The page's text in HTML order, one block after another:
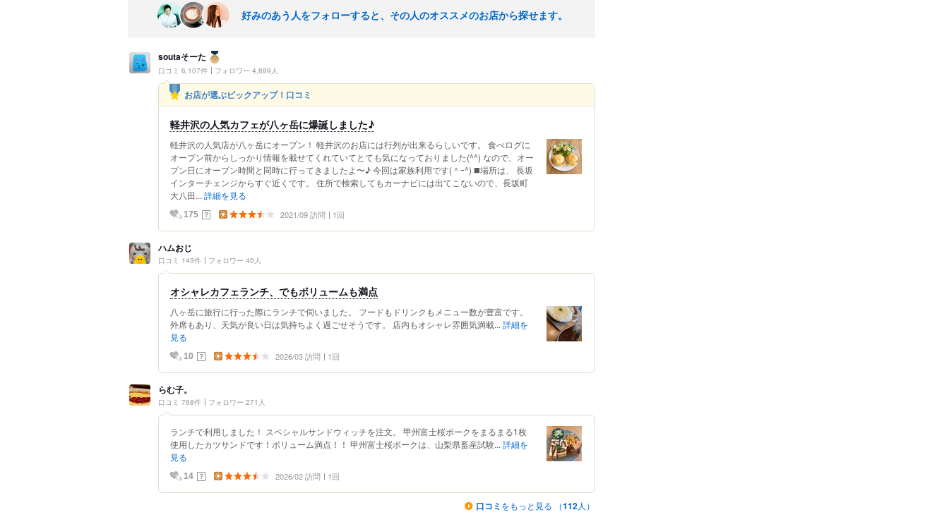
好みのあう人をフォローすると、その人のオススメのお店から探せます。
soutaそーた
口コミ 6,107件 フォロワー 4,889人
お店が選ぶピックアップ！口コミ
軽井沢の人気カフェが八ヶ岳に爆誕しました♪
軽井沢の人気店が八ヶ岳にオープン！ 軽井沢のお店には行列が出来るらしいです。 食べログに
オープン前からしっかり情報を載せてくれていてとても気になっておりました(^^) なので、オー
プン日にオープン時間と同時に行ってきましたよ〜♪ 今回は家族利用です(＾ｰ^) ◼️場所は、 長坂
インターチェンジからすぐ近くです。 住所で検索してもカーナビには出てこないので、長坂町
大八田... 詳細を見る
175 ？ 2021/09 訪問 1回
ハムおじ
口コミ 143件 フォロワー 40人
オシャレカフェランチ、でもボリュームも満点
八ヶ岳に旅行に行った際にランチで伺いました。 フードもドリンクもメニュー数が豊富です。
外席もあり、天気が良い日は気持ちよく過ごせそうです。 店内もオシャレ雰囲気満載... 詳細を
見る
10 ？ 2026/03 訪問 1回
らむ子。
口コミ 768件 フォロワー 271人
ランチで利用しました！ スペシャルサンドウィッチを注文。 甲州富士桜ポークをまるまる1枚
使用したカツサンドです！ボリューム満点！！ 甲州富士桜ポークは、山梨県畜産試験... 詳細を
見る
14 ？ 2026/02 訪問 1回
口コミ をもっと見る （112人）